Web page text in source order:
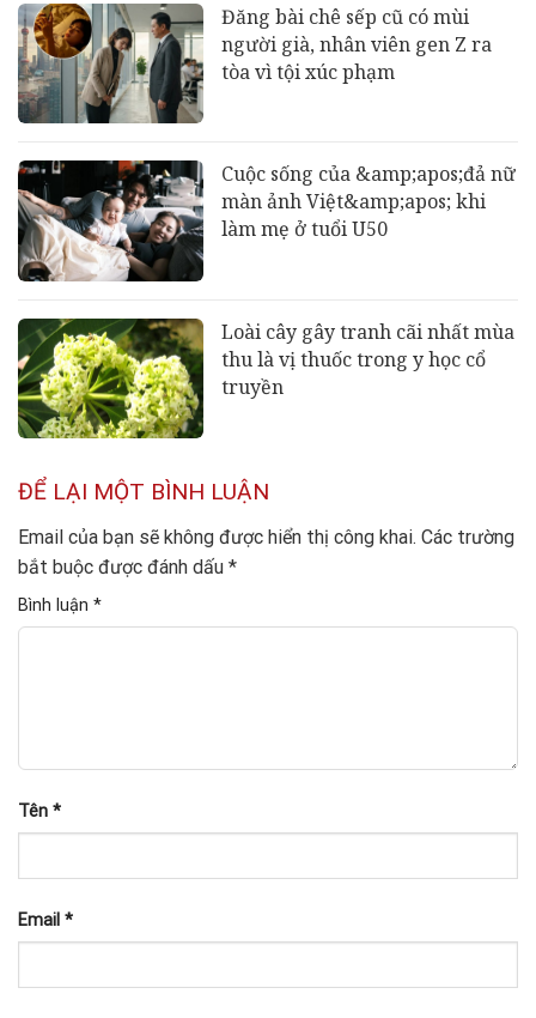
Đăng bài chê sếp cũ có mùi
người già, nhân viên gen Z ra
tòa vì tội xúc phạm
Cuộc sống của &amp;apos;đả nữ
màn ảnh Việt&amp;apos; khi
làm mẹ ở tuổi U50
Loài cây gây tranh cãi nhất mùa
thu là vị thuốc trong y học cổ
truyền
ĐỂ LẠI MỘT BÌNH LUẬN
Email của bạn sẽ không được hiển thị công khai. Các trường
bắt buộc được đánh dấu *
Bình luận *
Tên *
Email *